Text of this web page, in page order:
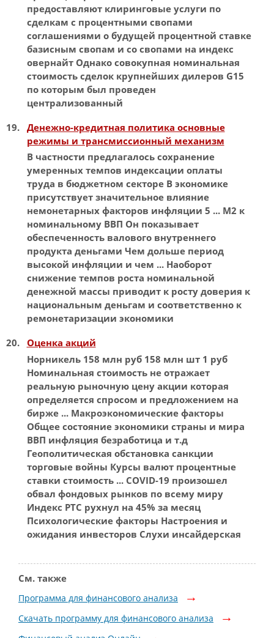
предоставляют клиринговые услуги по
сделкам с процентными свопами
соглашениями о будущей процентной ставке
базисным свопам и со свопами на индекс
овернайт Однако совокупная номинальная
стоимость сделок крупнейших дилеров G15
по которым был проведен
централизованный
Денежно-кредитная политика основные
режимы и трансмиссионный механизм
В частности предлагалось сохранение
умеренных темпов индексации оплаты
труда в бюджетном секторе В экономике
присутствует значительное влияние
немонетарных факторов инфляции 5 ... М2 к
номинальному ВВП Он показывает
обеспеченность валового внутреннего
продукта деньгами Чем дольше период
высокой инфляции и чем ... Наоборот
снижение темпов роста номинальной
денежной массы приводит к росту доверия к
национальным деньгам и соответственно к
ремонетаризации экономики
Оценка акций
Норникель 158 млн руб 158 млн шт 1 руб
Номинальная стоимость не отражает
реальную рыночную цену акции которая
определяется спросом и предложением на
бирже ... Макроэкономические факторы
Общее состояние экономики страны и мира
ВВП инфляция безработица и т.д
Геополитическая обстановка санкции
торговые войны Курсы валют процентные
ставки стоимость ... COVID-19 произошел
обвал фондовых рынков по всему миру
Индекс РТС рухнул на 45% за месяц
Психологические факторы Настроения и
ожидания инвесторов Слухи инсайдерская
См. также
Программа для финансового анализа
Скачать программу для финансового анализа